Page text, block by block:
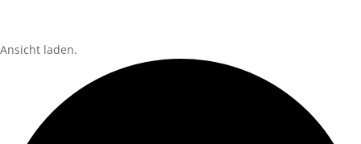
Ansicht laden.